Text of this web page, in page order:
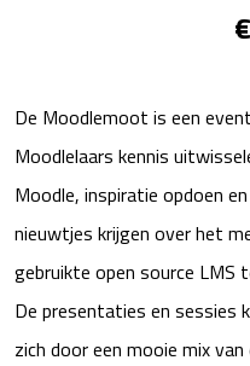
€
De Moodlemoot is een
Moodlelaars kennis
Moodle, inspiratie opdoen
nieuwtjes krijgen over het
gebruikte open source LMS
De presentaties en sessies
zich door een mooie mix van